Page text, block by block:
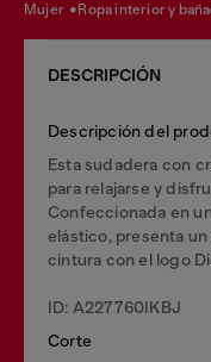
mujer ropa interior y
DESCRIPCIÓN
Descripción del
Esta sudadera con
para relajarse y
Confeccionada en
elástico, presenta
cintura con el logo
ID: A227760IKBJ
Corte